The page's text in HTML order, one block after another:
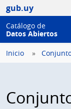
gub.uy
Catálogo de
Datos Abiertos
Inicio